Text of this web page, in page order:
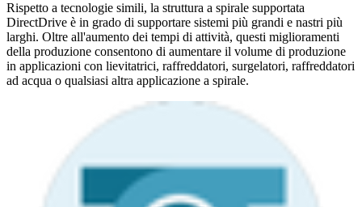
Rispetto a tecnologie simili, la struttura a spirale supportata
DirectDrive è in grado di supportare sistemi più grandi e nastri più
larghi. Oltre all'aumento dei tempi di attività, questi miglioramenti
della produzione consentono di aumentare il volume di produzione
in applicazioni con lievitatrici, raffreddatori, surgelatori, raffreddatori
ad acqua o qualsiasi altra applicazione a spirale.